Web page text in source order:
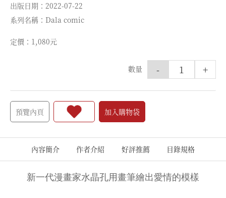
出版日期：2022-07-22
系列名稱：Dala comic
定價：1,080元
數量 +
-
預覽內頁 加入購物袋
內容簡介 作者介紹 好評推薦 目錄規格
新一代漫畫家水晶孔用畫筆繪出愛情的模樣